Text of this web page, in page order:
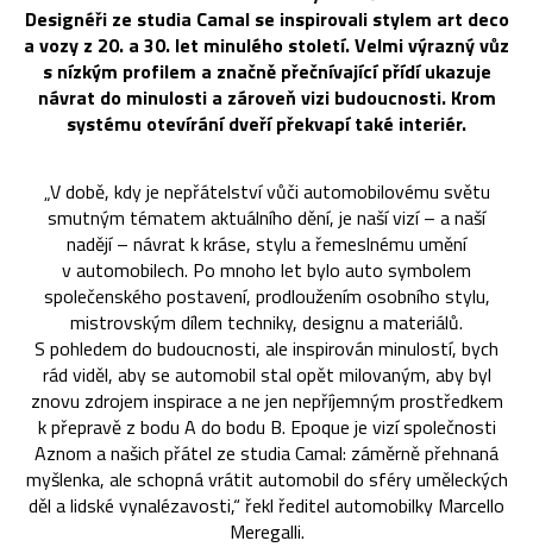
Designéři ze studia Camal se inspirovali stylem art deco
a vozy z 20. a 30. let minulého století. Velmi výrazný vůz
s nízkým profilem a značně přečnívající přídí ukazuje
návrat do minulosti a zároveň vizi budoucnosti. Krom
systému otevírání dveří překvapí také interiér.
„V době, kdy je nepřátelství vůči automobilovému světu
smutným tématem aktuálního dění, je naší vizí – a naší
nadějí – návrat k kráse, stylu a řemeslnému umění
v automobilech. Po mnoho let bylo auto symbolem
společenského postavení, prodloužením osobního stylu,
mistrovským dílem techniky, designu a materiálů.
S pohledem do budoucnosti, ale inspirován minulostí, bych
rád viděl, aby se automobil stal opět milovaným, aby byl
znovu zdrojem inspirace a ne jen nepříjemným prostředkem
k přepravě z bodu A do bodu B. Epoque je vizí společnosti
Aznom a našich přátel ze studia Camal: záměrně přehnaná
myšlenka, ale schopná vrátit automobil do sféry uměleckých
děl a lidské vynalézavosti,“ řekl ředitel automobilky Marcello
Meregalli.